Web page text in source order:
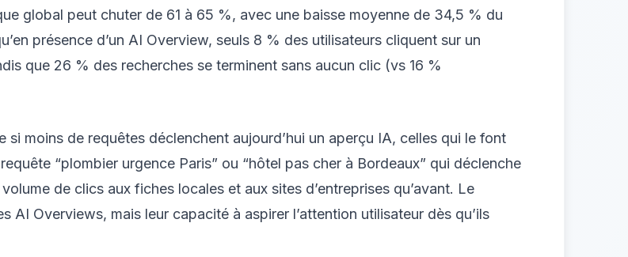
global peut chuter de 61 à 65 %, avec une baisse moyenne de 34,5 % du
présence d’un AI Overview, seuls 8 % des utilisateurs cliquent sur un
que 26 % des recherches se terminent sans aucun clic (vs 16 %
moins de requêtes déclenchent aujourd’hui un aperçu IA, celles qui le font
“plombier urgence Paris” ou “hôtel pas cher à Bordeaux” qui déclenche
de clics aux fiches locales et aux sites d’entreprises qu’avant. Le
AI Overviews, mais leur capacité à aspirer l’attention utilisateur dès qu’ils